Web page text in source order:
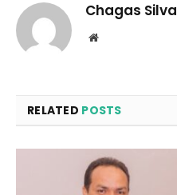
Chagas Silva
Website
RELATED POSTS